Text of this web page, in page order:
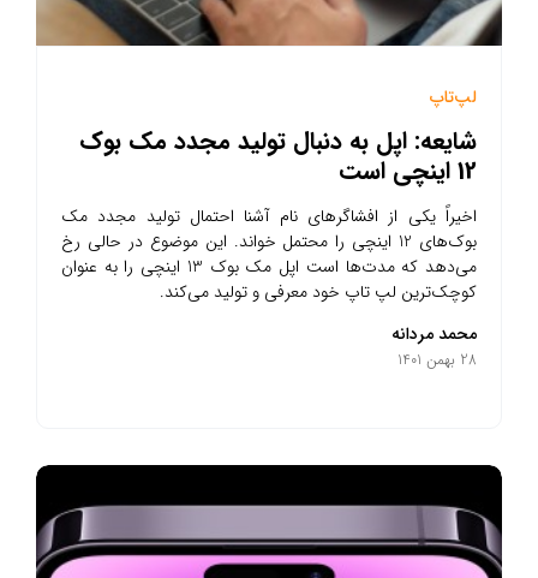
لپ‌تاپ
شایعه: اپل به دنبال تولید مجدد مک بوک
12 اینچی است
اخیراً یکی از افشاگرهای نام آشنا احتمال تولید مجدد مک
بوک‌های 12 اینچی را محتمل خواند. این موضوع در حالی رخ
می‌دهد که مدت‌ها است اپل مک بوک 13 اینچی را به عنوان
کوچک‌ترین لپ تاپ خود معرفی و تولید می‌کند.
محمد مردانه
28 بهمن 1401